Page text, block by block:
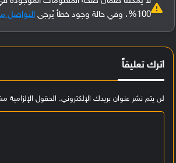
100%، وفي حالة وجود خطأ يُرجى
التواصل
اترك تعليقاً
لن يتم نشر عنوان بريدك الإلكتروني. الحقول الإلزامية